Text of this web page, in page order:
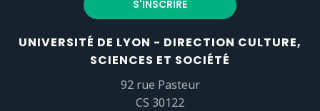
UNIVERSITÉ DE LYON - DIRECTION CULTURE,
SCIENCES ET SOCIÉTÉ
92 rue Pasteur
CS 30122